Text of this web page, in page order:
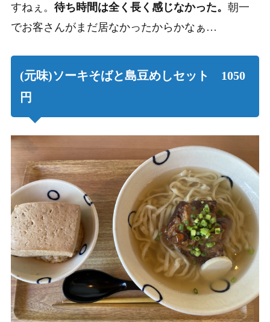
すねぇ。 待ち時間は全く長く感じなかった。 朝一
でお客さんがまだ居なかったからかなぁ…
(元味)ソーキそばと島豆めしセット 1050
円